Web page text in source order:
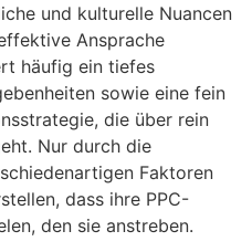
und kulturelle Nuancen
Ansprache
häufig ein tiefes
sowie eine fein
die über rein
Nur durch die
Faktoren
dass ihre PPC-
den sie anstreben.